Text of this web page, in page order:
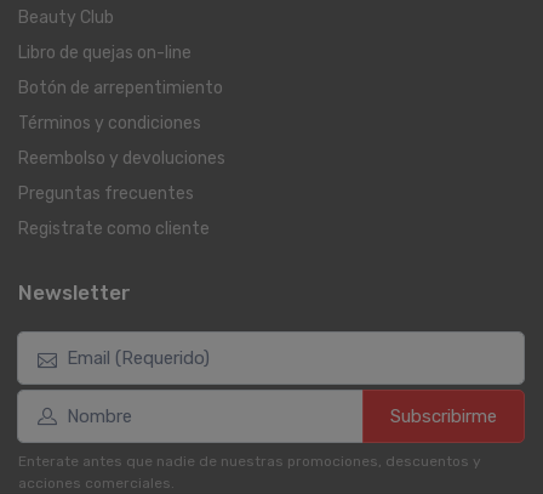
Beauty Club
Libro de quejas on-line
Botón de arrepentimiento
Términos y condiciones
Reembolso y devoluciones
Preguntas frecuentes
Registrate como cliente
Newsletter
Subscribirme
Enterate antes que nadie de nuestras promociones, descuentos y
acciones comerciales.